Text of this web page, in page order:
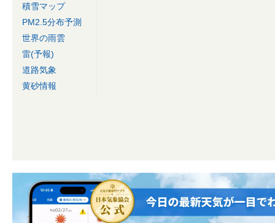
積雪マップ
PM2.5分布予測
世界の雨雲
雷(予報)
道路気象
黄砂情報